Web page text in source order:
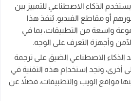
الذكاء الاصطناعي للتمييز بين
أو مقاطع الفيديو. يُنفذ هذا
واسعة من التطبيقات، بما في
وأجهزة التعرف على الوجه.
الذكاء الاصطناعي الضيق على ترجمة
أخرى، وتجد استخدام هذه التقنية في
مواقع الويب والتطبيقات، فضلاً عن